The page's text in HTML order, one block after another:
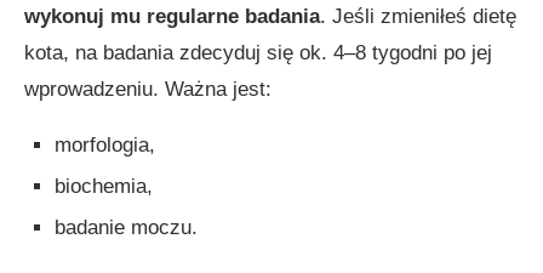
wykonuj mu regularne badania. Jeśli zmieniłeś dietę
kota, na badania zdecyduj się ok. 4–8 tygodni po jej
wprowadzeniu. Ważna jest:
morfologia,
biochemia,
badanie moczu.